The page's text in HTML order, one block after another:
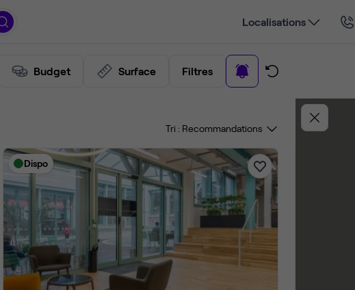
Localisations
Budget Surface Filtres
Tri :